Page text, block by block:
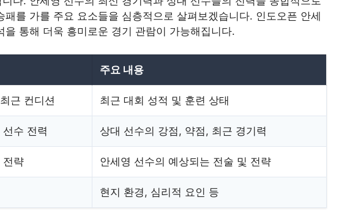
패를 가를 주요 요소들을 심층적으로 살펴보겠습니다. 인도오픈 안세
을 통해 더욱 흥미로운 경기 관람이 가능해집니다.
주요 내용
근 컨디션 최근 대회 성적 및 훈련 상태
수 전력 상대 선수의 강점, 약점, 최근 경기력
전략 안세영 선수의 예상되는 전술 및 전략
현지 환경, 심리적 요인 등